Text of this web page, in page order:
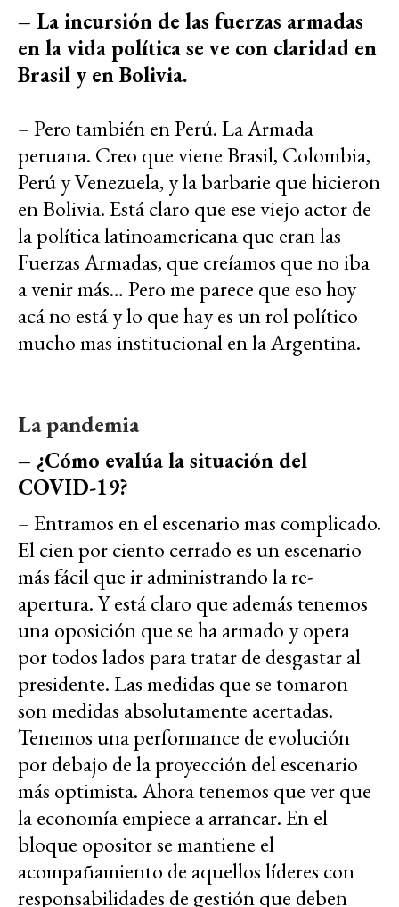
– La incursión de las fuerzas armadas
en la vida política se ve con claridad en
Brasil y en Bolivia.
– Pero también en Perú. La Armada
peruana. Creo que viene Brasil, Colombia,
Perú y Venezuela, y la barbarie que hicieron
en Bolivia. Está claro que ese viejo actor de
la política latinoamericana que eran las
Fuerzas Armadas, que creíamos que no iba
a venir más… Pero me parece que eso hoy
acá no está y lo que hay es un rol político
mucho mas institucional en la Argentina.
La pandemia
– ¿Cómo evalúa la situación del
COVID-19?
– Entramos en el escenario mas complicado.
El cien por ciento cerrado es un escenario
más fácil que ir administrando la re-
apertura. Y está claro que además tenemos
una oposición que se ha armado y opera
por todos lados para tratar de desgastar al
presidente. Las medidas que se tomaron
son medidas absolutamente acertadas.
Tenemos una performance de evolución
por debajo de la proyección del escenario
más optimista. Ahora tenemos que ver que
la economía empiece a arrancar. En el
bloque opositor se mantiene el
acompañamiento de aquellos líderes con
responsabilidades de gestión que deben